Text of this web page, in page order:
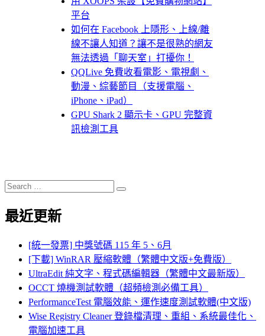
平台
如何在 Facebook 上隱形、上線/離
線不讓人知道？讓不是很熟的網友
無法透過「聊天室」打擾你！
QQLive 免費收看電影、電視劇、
動漫、綜藝節目（支援電腦、
iPhone、iPad）
GPU Shark 2 顯示卡、GPU 完整資
訊檢測工具
Search
for:
Search
最近更新
[統一發票] 中獎號碼 115 年 5、6月
[下載] WinRAR 壓縮軟體（繁體中文版+免費版）
UltraEdit 純文字、程式碼編輯器（繁體中文最新版）
OCCT 燒機測試軟體（超頻檢測必備工具）
PerformanceTest 電腦效能、運作速度測試軟體(中文版)
Wise Registry Cleaner 登錄檔清理、重組、系統最佳化、
電腦加速工具